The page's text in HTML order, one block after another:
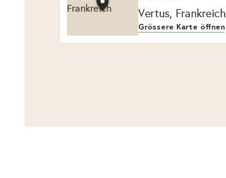
Vertus, Frankreich
Grössere Karte öffnen